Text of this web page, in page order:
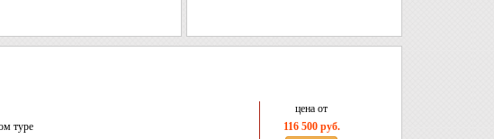
туре
цена от
116 500 руб.